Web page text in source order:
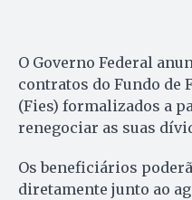
O Governo Federal
contratos do Fundo de
(Fies) formalizados a
renegociar as suas
Os beneficiários
diretamente junto ao